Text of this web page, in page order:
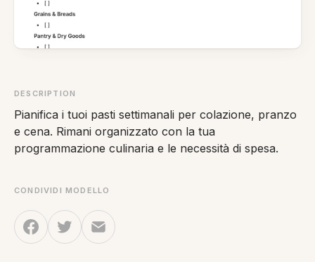
DESCRIPTION
Pianifica i tuoi pasti settimanali per colazione, pranzo
e cena. Rimani organizzato con la tua
programmazione culinaria e le necessità di spesa.
CONDIVIDI MODELLO